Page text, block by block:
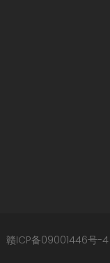
赣ICP备09001446号-4